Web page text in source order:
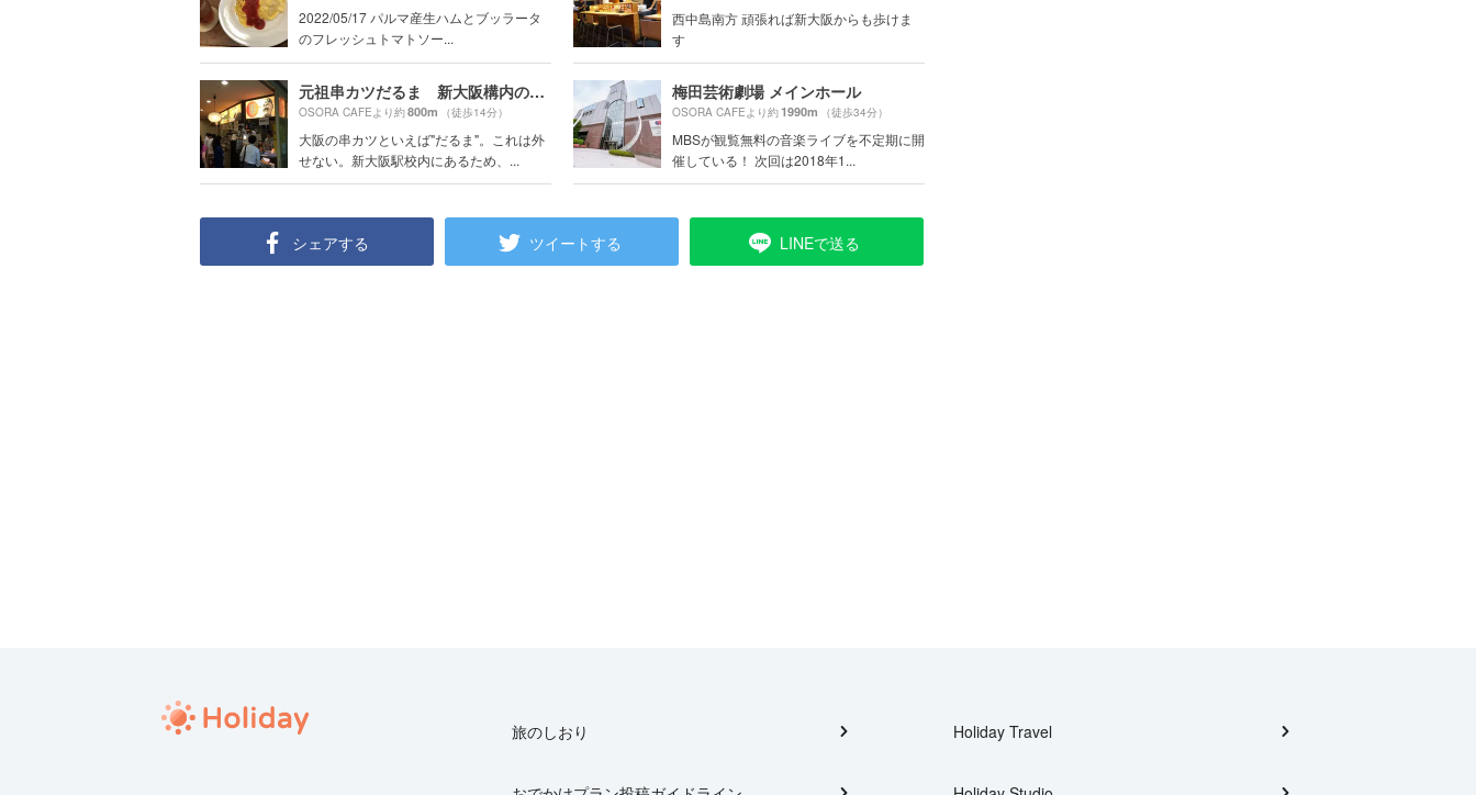
2022/05/17 パルマ産生ハムとブッラータ
のフレッシュトマトソー...
西中島南方 頑張れば新大阪からも歩けま
す
元祖串カツだるま 新大阪構内のれんめぐり店
OSORA CAFEより約800m （徒歩14分）
大阪の串カツといえば"だるま"。これは外
せない。新大阪駅校内にあるため、...
梅田芸術劇場 メインホール
OSORA CAFEより約1990m （徒歩34分）
MBSが観覧無料の音楽ライブを不定期に開
催している！ 次回は2018年1...
シェアする ツイートする LINEで送る
旅のしおり Holiday Travel